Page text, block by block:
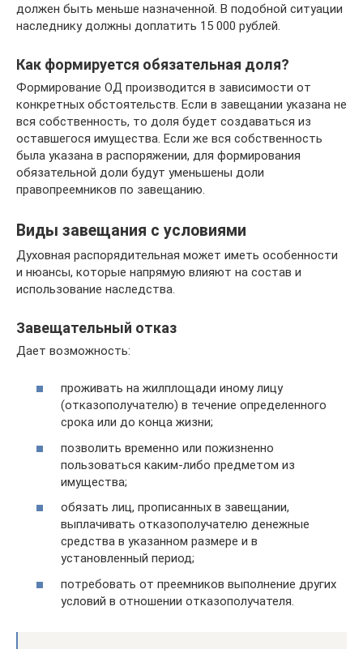
должен быть меньше назначенной. В подобной ситуации
наследнику должны доплатить 15 000 рублей.
Как формируется обязательная доля?
Формирование ОД производится в зависимости от
конкретных обстоятельств. Если в завещании указана не
вся собственность, то доля будет создаваться из
оставшегося имущества. Если же вся собственность
была указана в распоряжении, для формирования
обязательной доли будут уменьшены доли
правопреемников по завещанию.
Виды завещания с условиями
Духовная распорядительная может иметь особенности
и нюансы, которые напрямую влияют на состав и
использование наследства.
Завещательный отказ
Дает возможность:
проживать на жилплощади иному лицу
(отказополучателю) в течение определенного
срока или до конца жизни;
позволить временно или пожизненно
пользоваться каким-либо предметом из
имущества;
обязать лиц, прописанных в завещании,
выплачивать отказополучателю денежные
средства в указанном размере и в
установленный период;
потребовать от преемников выполнение других
условий в отношении отказополучателя.